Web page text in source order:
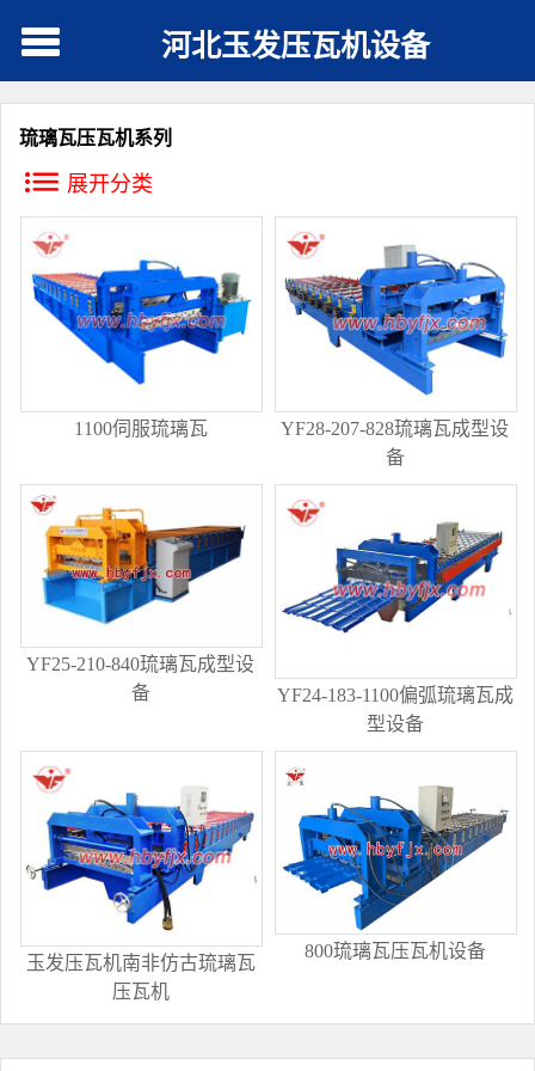
河北玉发压瓦机设备
琉璃瓦压瓦机系列
展开分类
1100伺服琉璃瓦
YF28-207-828琉璃瓦成型设
备
YF25-210-840琉璃瓦成型设
备
YF24-183-1100偏弧琉璃瓦成
型设备
玉发压瓦机南非仿古琉璃瓦
压瓦机
800琉璃瓦压瓦机设备